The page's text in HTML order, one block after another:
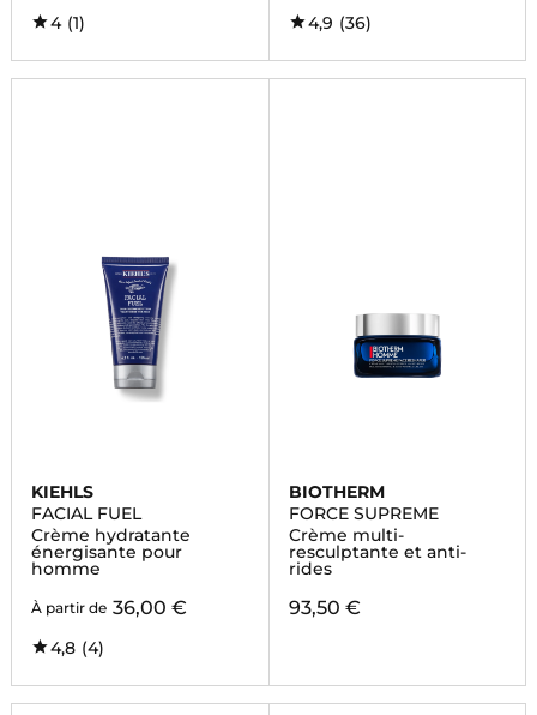
4 (1) 4,9 (36)
KIEHLS
FACIAL FUEL
Crème hydratante
énergisante pour
homme
À partir de 36,00 €
4,8 (4)
BIOTHERM
FORCE SUPREME
Crème multi-
resculptante et anti-
rides
93,50 €